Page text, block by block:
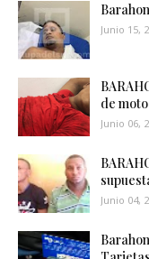
Junio 15,
de
Junio 06,
Junio 04,